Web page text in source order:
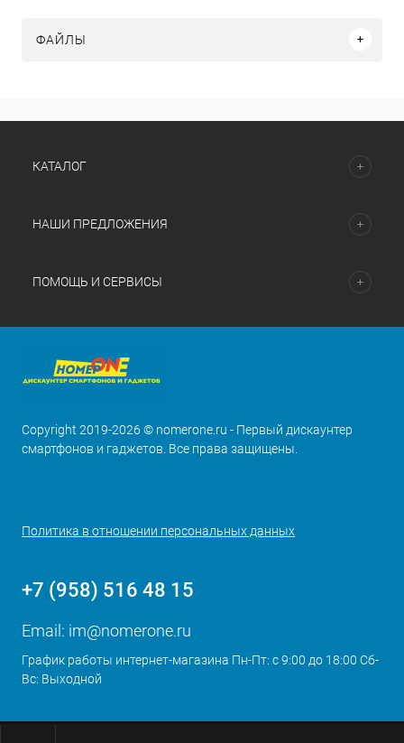
ФАЙЛЫ
КАТАЛОГ
НАШИ ПРЕДЛОЖЕНИЯ
ПОМОЩЬ И СЕРВИСЫ
Copyright 2019-2026 © nomerone.ru - Первый дискаунтер
смартфонов и гаджетов. Все права защищены.
Политика в отношении персональных данных
+7 (958) 516 48 15
Email: im@nomerone.ru
График работы интернет-магазина Пн-Пт: с 9:00 до 18:00 Сб-
Вс: Выходной